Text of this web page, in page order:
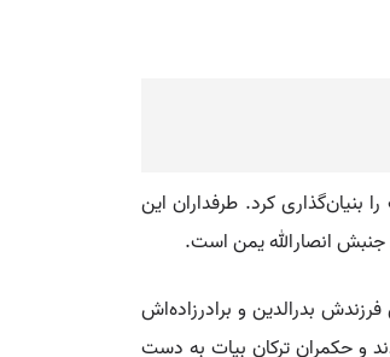
کرد. طرفداران این
جنبش انصارالله یمن است.
بدرالدین و برادرزاده‌اش
و حکمران ترکان بیات به دست